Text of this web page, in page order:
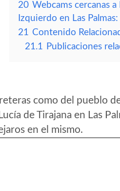
20 Webcams cercanas a
Izquierdo en Las Palmas:
21 Contenido
21.1 Publicaciones
como del pueblo
de Tirajana en Las
en el mismo.